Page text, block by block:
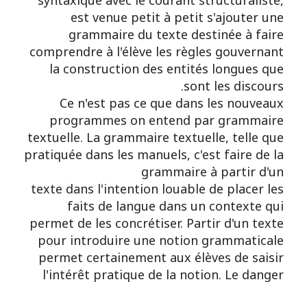
est venue petit à petit s'ajouter une
grammaire du texte destinée à faire
comprendre à l'élève les règles gouvernant
la construction des entités longues que
sont les discours.
Ce n'est pas ce que dans les nouveaux
programmes on entend par grammaire
textuelle. La grammaire textuelle, telle que
pratiquée dans les manuels, c'est faire de la
grammaire à partir d'un
texte dans l'intention louable de placer les
faits de langue dans un contexte qui
permet de les concrétiser. Partir d'un texte
pour introduire une notion grammaticale
permet certainement aux élèves de saisir
l'intérêt pratique de la notion. Le danger